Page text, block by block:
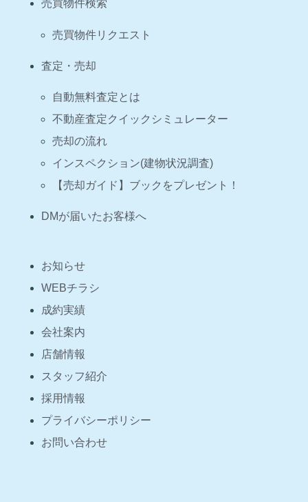
売買物件検索
売買物件リクエスト
査定・売却
自動無料査定とは
不動産査定クイックシミュレーター
売却の流れ
インスペクション(建物状況調査)
【売却ガイド】ブックをプレゼント！
DMが届いたお客様へ
お知らせ
WEBチラシ
成約実績
会社案内
店舗情報
スタッフ紹介
採用情報
プライバシーポリシー
お問い合わせ